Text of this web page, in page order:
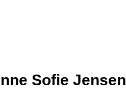
Sofie Jensen